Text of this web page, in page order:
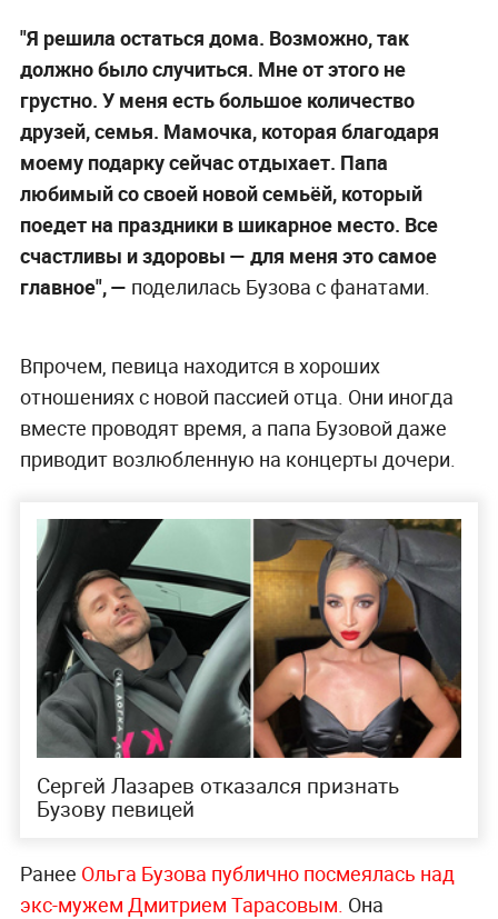
"Я решила остаться дома. Возможно, так
должно было случиться. Мне от этого не
грустно. У меня есть большое количество
друзей, семья. Мамочка, которая благодаря
моему подарку сейчас отдыхает. Папа
любимый со своей новой семьёй, который
поедет на праздники в шикарное место. Все
счастливы и здоровы — для меня это самое
главное", — поделилась Бузова с фанатами.
Впрочем, певица находится в хороших
отношениях с новой пассией отца. Они иногда
вместе проводят время, а папа Бузовой даже
приводит возлюбленную на концерты дочери.
Сергей Лазарев отказался признать
Бузову певицей
Ранее Ольга Бузова публично посмеялась над
экс-мужем Дмитрием Тарасовым. Она